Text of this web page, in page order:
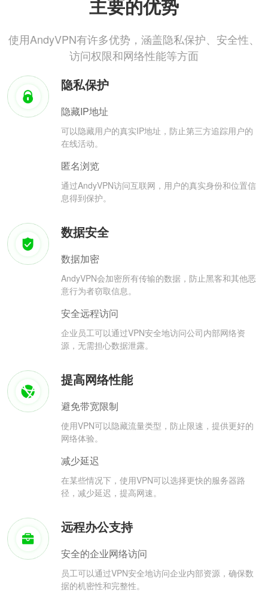
主要的优势
使用AndyVPN有许多优势，涵盖隐私保护、安全性、
访问权限和网络性能等方面
隐私保护
隐藏IP地址
可以隐藏用户的真实IP地址，防止第三方追踪用户的
在线活动。
匿名浏览
通过AndyVPN访问互联网，用户的真实身份和位置信
息得到保护。
数据安全
数据加密
AndyVPN会加密所有传输的数据，防止黑客和其他恶
意行为者窃取信息。
安全远程访问
企业员工可以通过VPN安全地访问公司内部网络资
源，无需担心数据泄露。
提高网络性能
避免带宽限制
使用VPN可以隐藏流量类型，防止限速，提供更好的
网络体验。
减少延迟
在某些情况下，使用VPN可以选择更快的服务器路
径，减少延迟，提高网速。
远程办公支持
安全的企业网络访问
员工可以通过VPN安全地访问企业内部资源，确保数
据的机密性和完整性。